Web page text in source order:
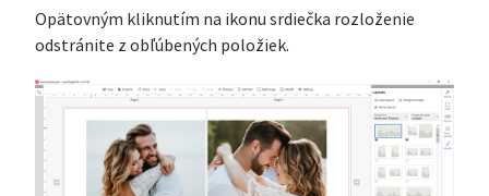
Opätovným kliknutím na ikonu srdiečka rozloženie
odstránite z obľúbených položiek.